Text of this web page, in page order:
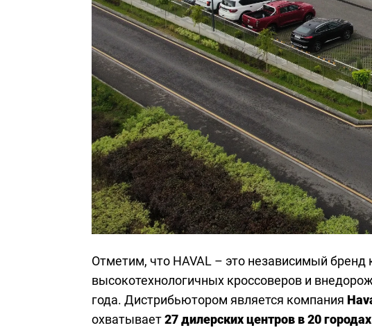
Отметим, что HAVAL – это независимый бренд
высокотехнологичных кроссоверов и
года. Дистрибьютором является компания
охватывает27 дилерских центров в 20